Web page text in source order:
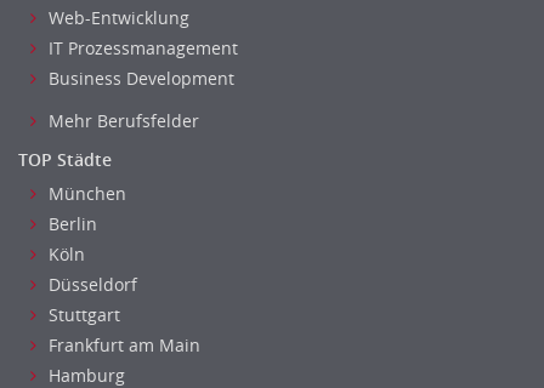
Technischer Systemplaner, Bauzeichner
Veranstaltungstechnik
Verfahrenstechnik
Vertriebsingenieur
Data Warehouse, Business Intelligence
Datenbanken
Embedded Systems
Helpdesk
Web-Entwicklung
IT Prozessmanagement
Business Development
Mehr Berufsfelder
TOP Städte
München
Berlin
Köln
Düsseldorf
Stuttgart
Frankfurt am Main
Hamburg